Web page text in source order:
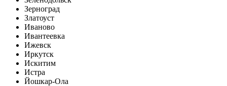
Зерноград
Златоуст
Иваново
Ивантеевка
Ижевск
Иркутск
Искитим
Истра
Йошкар-Ола